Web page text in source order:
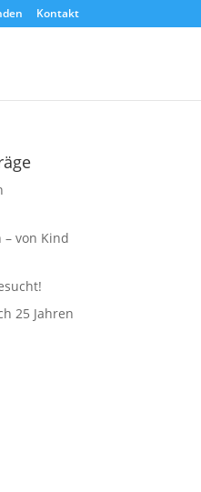
Kontakt
– von Kind
25 Jahren